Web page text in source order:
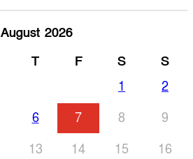
August 2026
T F S
S
1
2
6 7 8
9
13 14 15
16